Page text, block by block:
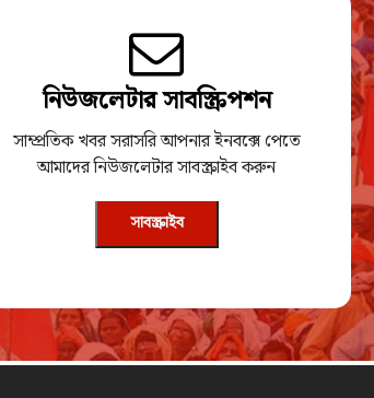
নিউজলেটার সাবস্ক্রিপশন
সাম্প্রতিক খবর সরাসরি আপনার ইনবক্সে পেতে
আমাদের নিউজলেটার সাবস্ক্রাইব করুন
সাবস্ক্রাইব